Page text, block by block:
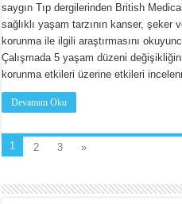
saygın Tıp dergilerinden British
sağlıklı yaşam tarzının kanser, şeker
korunma ile ilgili araştırmasını
Çalışmada 5 yaşam düzeni
korunma etkileri üzerine etkileri
Devamını Oku
1 2 3 »